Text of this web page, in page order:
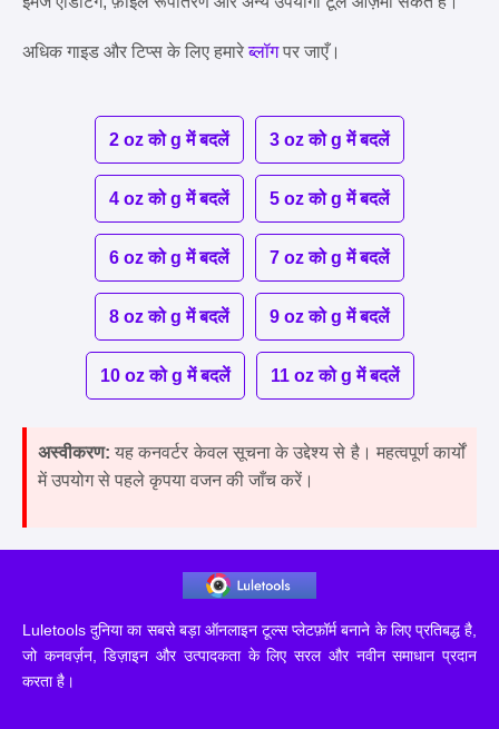
अधिक गाइड और टिप्स के लिए हमारेब्लॉगपर जाएँ।
2 oz को g में बदलें 3 oz को g में बदलें
4 oz को g में बदलें 5 oz को g में बदलें
6 oz को g में बदलें 7 oz को g में बदलें
8 oz को g में बदलें 9 oz को g में बदलें
10 oz को g में बदलें 11 oz को g में बदलें
अस्वीकरण: यह कनवर्टर केवल सूचना के उद्देश्य से है। महत्वपूर्ण कार्यों
में उपयोग से पहले कृपया वजन की जाँच करें।
Luletools दुनिया का सबसे बड़ा ऑनलाइन टूल्स प्लेटफ़ॉर्म बनाने के लिए प्रतिबद्ध है,
जो कनवर्ज़न, डिज़ाइन और उत्पादकता के लिए सरल और नवीन समाधान प्रदान
करता है।